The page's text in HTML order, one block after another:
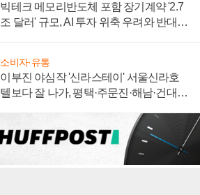
빅테크 메모리반도체 포함 장기계약 '2.7
조 달러' 규모, AI 투자 위축 우려와 반대
소비자·유통
이부진 야심작 '신라스테이' 서울신라호
텔보다 잘 나가, 평택·주문진·해남·건대로